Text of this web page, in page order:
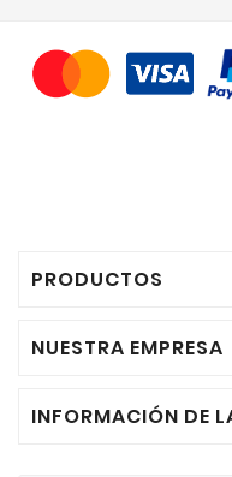
PRODUCTOS
NUESTRA EMPRESA
INFORMACIÓN DE